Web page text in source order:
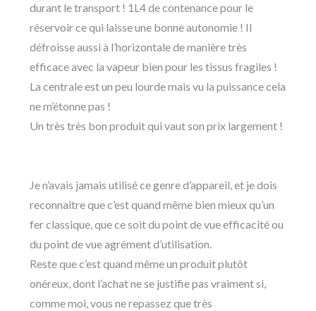
durant le transport ! 1L4 de contenance pour le
réservoir ce qui laisse une bonne autonomie ! Il
défroisse aussi à l’horizontale de manière très
efficace avec la vapeur bien pour les tissus fragiles !
La centrale est un peu lourde mais vu la puissance cela
ne m’étonne pas !
Un très très bon produit qui vaut son prix largement !
Je n’avais jamais utilisé ce genre d’appareil, et je dois
reconnaitre que c’est quand même bien mieux qu’un
fer classique, que ce soit du point de vue efficacité ou
du point de vue agrément d’utilisation.
Reste que c’est quand même un produit plutôt
onéreux, dont l’achat ne se justifie pas vraiment si,
comme moi, vous ne repassez que très